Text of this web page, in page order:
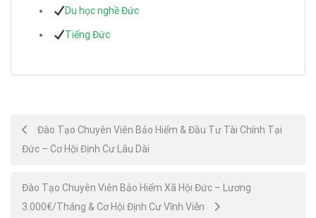
Du học nghề Đức
Tiếng Đức
Post
navigation
Đào Tạo Chuyên Viên Bảo Hiểm & Đầu Tư Tài Chính Tại
Đức – Cơ Hội Định Cư Lâu Dài
Đào Tạo Chuyên Viên Bảo Hiểm Xã Hội Đức – Lương
3.000€/Tháng & Cơ Hội Định Cư Vĩnh Viễn